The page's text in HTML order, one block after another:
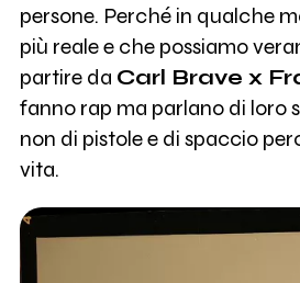
persone. Perché in qualche
più reale e che possiamo
partire da Carl Brave x
fanno rap ma parlano di loro
non di pistole e di spaccio
vita.